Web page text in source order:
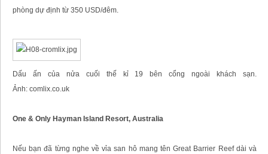
phòng dự định từ 350 USD/đêm.
Dấu ấn của nửa cuối thế kỉ 19 bên cổng ngoài khách sạn.
Ảnh: comlix.co.uk
One & Only Hayman Island Resort, Australia
Nếu bạn đã từng nghe về vỉa san hô mang tên Great Barrier Reef dài và